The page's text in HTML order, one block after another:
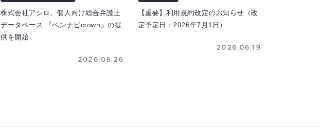
株式会社アシロ、個人向け総合弁護士
データベース 『ベンナビcrown』の提
供を開始
2026.06.26
【重要】利用規約改定のお知らせ（改
定予定日：2026年7月1日）
2026.06.19